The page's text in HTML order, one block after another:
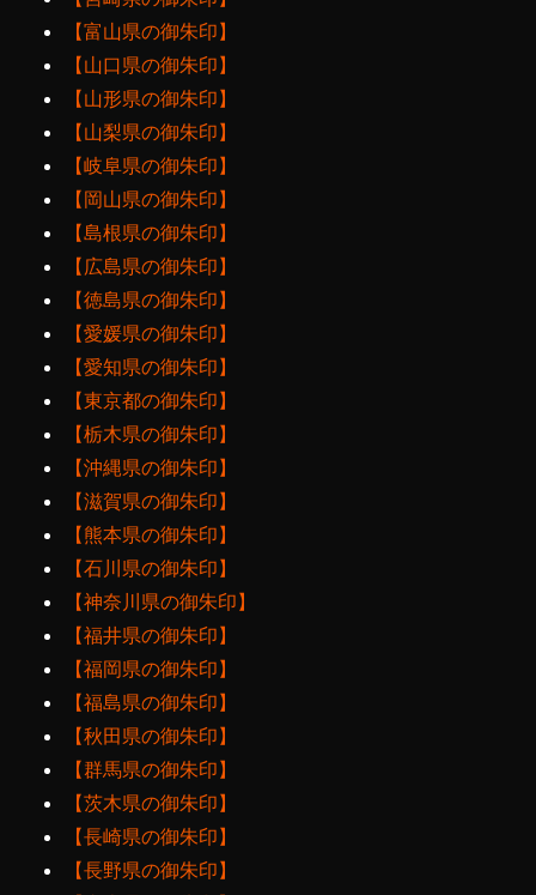
【富山県の御朱印】
【山口県の御朱印】
【山形県の御朱印】
【山梨県の御朱印】
【岐阜県の御朱印】
【岡山県の御朱印】
【島根県の御朱印】
【広島県の御朱印】
【徳島県の御朱印】
【愛媛県の御朱印】
【愛知県の御朱印】
【東京都の御朱印】
【栃木県の御朱印】
【沖縄県の御朱印】
【滋賀県の御朱印】
【熊本県の御朱印】
【石川県の御朱印】
【神奈川県の御朱印】
【福井県の御朱印】
【福岡県の御朱印】
【福島県の御朱印】
【秋田県の御朱印】
【群馬県の御朱印】
【茨木県の御朱印】
【長崎県の御朱印】
【長野県の御朱印】